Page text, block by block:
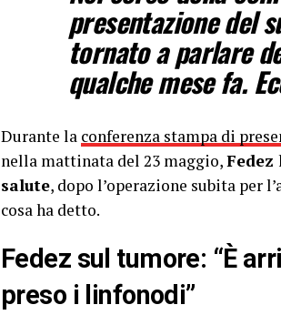
presentazione del
tornato a parlare
qualche mese fa.
Durante la conferenza stampa di
nella mattinata del 23 maggio,Fedez
salute, dopo l’operazione subita per
cosa ha detto.
Fedez sul tumore: “È
preso i linfonodi”